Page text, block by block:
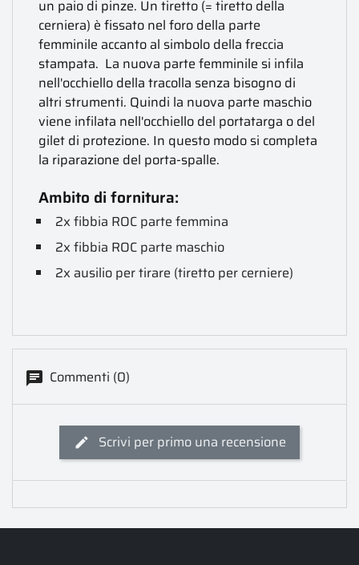
un paio di pinze. Un tiretto (= tiretto della
cerniera) è fissato nel foro della parte
femminile accanto al simbolo della freccia
stampata. La nuova parte femminile si infila
nell'occhiello della tracolla senza bisogno di
altri strumenti. Quindi la nuova parte maschio
viene infilata nell'occhiello del portatarga o del
gilet di protezione. In questo modo si completa
la riparazione del porta-spalle.
Ambito di fornitura:
2x fibbia ROC parte femmina
2x fibbia ROC parte maschio
2x ausilio per tirare (tiretto per cerniere)
Commenti (0)
Scrivi per primo una recensione